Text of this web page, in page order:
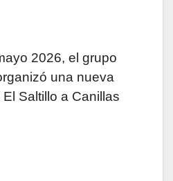
2026, el grupo
una nueva
Saltillo a Canillas